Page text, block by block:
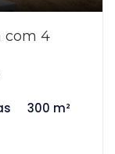
com 4
300 m²